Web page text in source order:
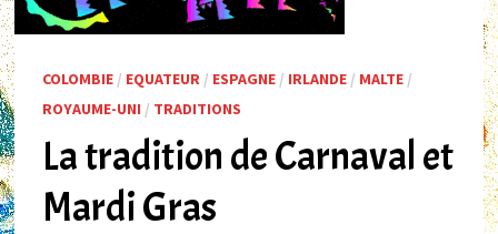
COLOMBIE / EQUATEUR / ESPAGNE / IRLANDE / MALTE /
ROYAUME-UNI / TRADITIONS
La tradition de Carnaval et
Mardi Gras